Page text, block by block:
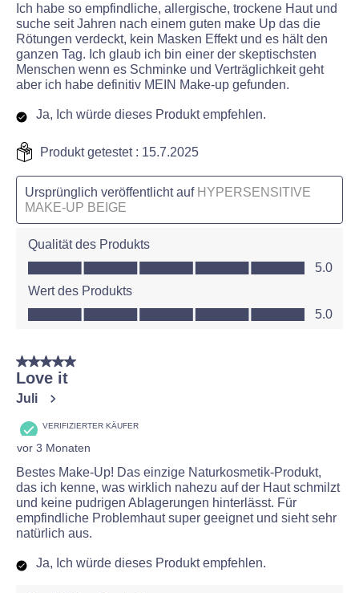
Ich habe so empfindliche, allergische, trockene Haut und
suche seit Jahren nach einem guten make Up das die
Rötungen verdeckt, kein Masken Effekt und es hält den
ganzen Tag. Ich glaub ich bin einer der skeptischsten
Menschen wenn es Schminke und Verträglichkeit geht
aber ich habe definitiv MEIN Make-up gefunden.
Ja, Ich würde dieses Produkt empfehlen.
Produkt getestet : 15.7.2025
Ursprünglich veröffentlicht auf HYPERSENSITIVE
MAKE-UP BEIGE
Qualität des Produkts
Qualität des Produkts, 5.0 von 5
5.0
Wert des Produkts
Wert des Produkts, 5.0 von 5
5.0
5 von 5 Sternen.
Love it
Juli
VERIFIZIERTER KÄUFER
vor 3 Monaten
Bestes Make-Up! Das einzige Naturkosmetik-Produkt,
das ich kenne, was wirklich nahezu auf der Haut schmilzt
und keine pudrigen Ablagerungen hinterlässt. Für
empfindliche Problemhaut super geeignet und sieht sehr
natürlich aus.
Ja, Ich würde dieses Produkt empfehlen.